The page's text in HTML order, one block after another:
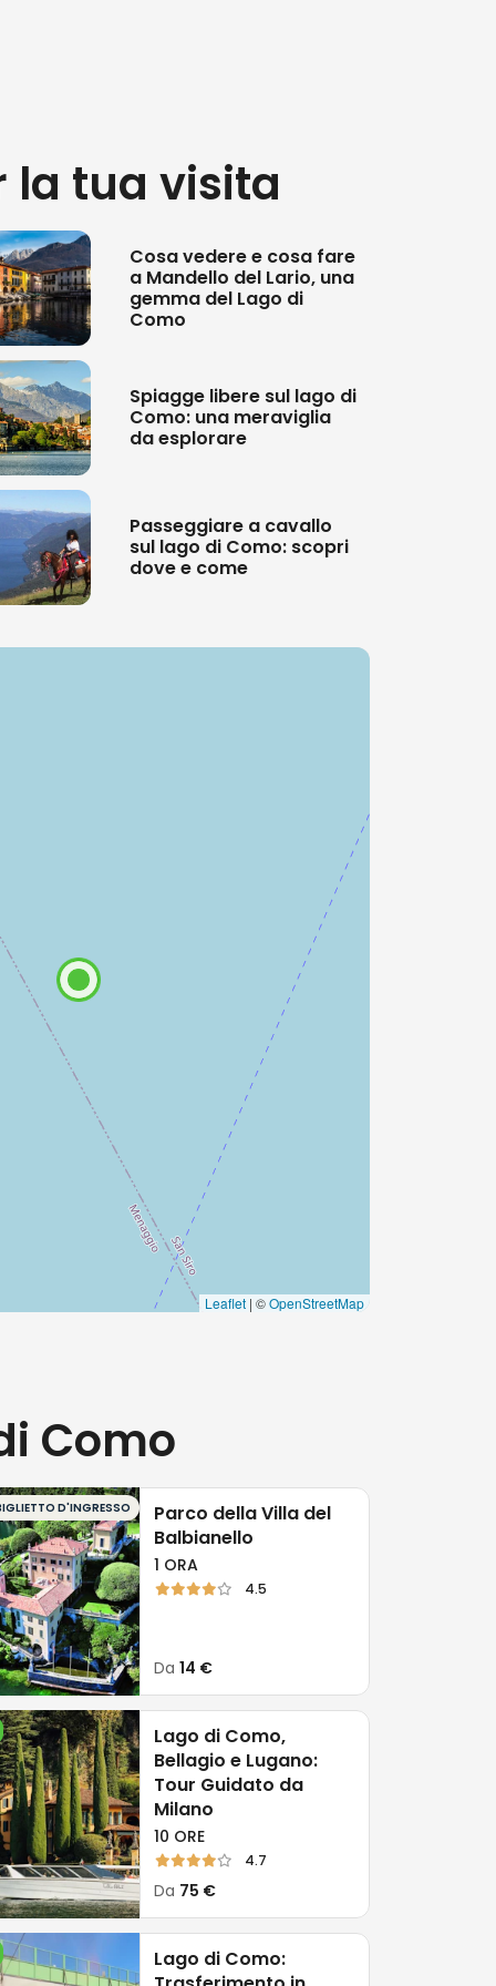
meravigliosi:
da una prospettiva
se sei in cerca di un’autentica
circostanti, e che offrono
si intrecciano, creando
dei luoghi più belli d’Italia.
la tua visita
Cosa vedere e cosa fare
a Mandello del Lario, una
gemma del Lago di
Como
Spiagge libere sul lago di
Como: una meraviglia
da esplorare
Passeggiare a cavallo
sul lago di Como: scopri
dove e come
Leaflet | ©OpenStreetMap
Como
D'INGRESSO
Parco della Villa del
Balbianello
1 ORA
4.5
Da14 €
Lago di Como,
Bellagio e Lugano:
Tour Guidato da
Milano
10 ORE
4.7
Da 75 €
Lago di Como: